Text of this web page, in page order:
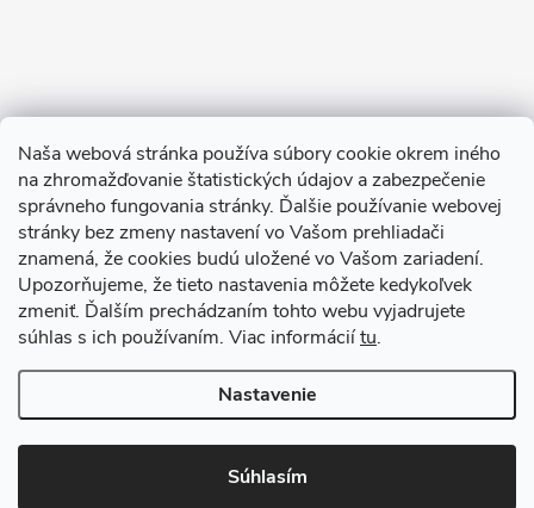
Naša webová stránka používa súbory cookie okrem iného
na zhromažďovanie štatistických údajov a zabezpečenie
správneho fungovania stránky. Ďalšie používanie webovej
stránky bez zmeny nastavení vo Vašom prehliadači
znamená, že cookies budú uložené vo Vašom zariadení.
Upozorňujeme, že tieto nastavenia môžete kedykoľvek
zmeniť. Ďalším prechádzaním tohto webu vyjadrujete
súhlas s ich používaním. Viac informáciítu.
Nastavenie
Súhlasím
Sledovať na Instagrame
TIk Tok Instagram Facebook
Vytvoril Shoptet
Copyright 2026 . Všetky práva vyhradené.
cookies